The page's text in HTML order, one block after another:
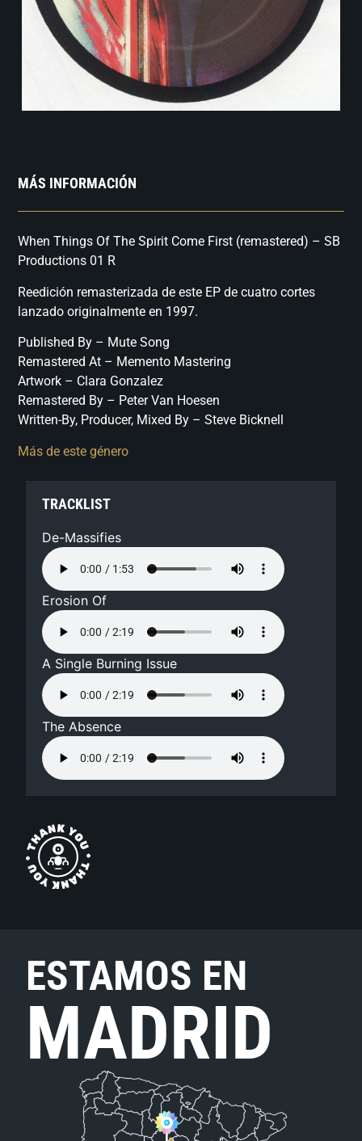
MÁS INFORMACIÓN
When Things Of The Spirit Come First (remastered) – SB
Productions 01 R
Reedición remasterizada de este EP de cuatro cortes
lanzado originalmente en 1997.
Published By – Mute Song
Remastered At – Memento Mastering
Artwork – Clara Gonzalez
Remastered By – Peter Van Hoesen
Written-By, Producer, Mixed By – Steve Bicknell
Más de este género
TRACKLIST
De-Massifies
Erosion Of
A Single Burning Issue
The Absence
ESTAMOS EN
MADRID